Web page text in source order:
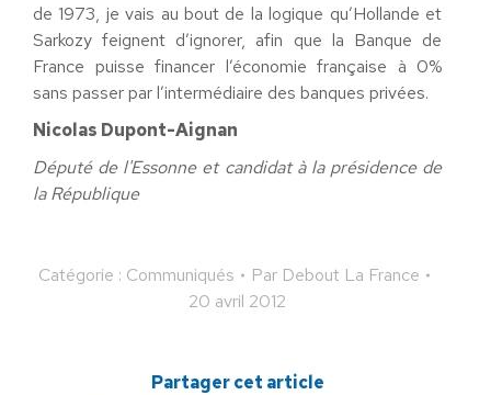
de 1973, je vais au bout de la logique qu’Hollande et
Sarkozy feignent d’ignorer, afin que la Banque de
France puisse financer l’économie française à 0%
sans passer par l’intermédiaire des banques privées.
Nicolas Dupont-Aignan
Député de l'Essonne et candidat à la présidence de
la République
Catégorie : Communiqués Par Debout La France
20 avril 2012
Partager cet article